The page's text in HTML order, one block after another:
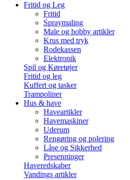
Fritid og Leg
Fritid
Spraymaling
Male og hobby artikler
Krus med tryk
Rodekassen
Elektronik
Spil og Køretøjer
Fritid og leg
Kuffert og tasker
Trampoliner
Hus & have
Haveartikler
Havemaskiner
Uderum
Rengøring og polering
Låse og Sikkerhed
Presenninger
Haveredskaber
Vandings artikler